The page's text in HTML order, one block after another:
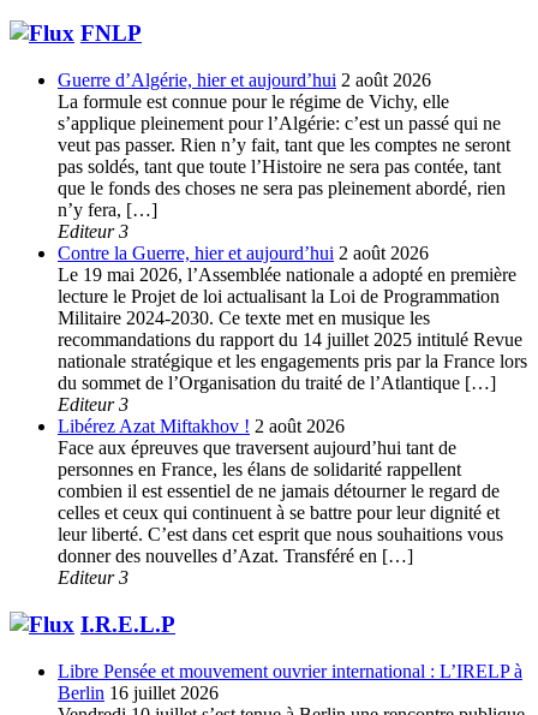
FNLP
Guerre d’Algérie, hier et aujourd’hui 2 août 2026
La formule est connue pour le régime de Vichy, elle
s’applique pleinement pour l’Algérie: c’est un passé qui ne
veut pas passer. Rien n’y fait, tant que les comptes ne seront
pas soldés, tant que toute l’Histoire ne sera pas contée, tant
que le fonds des choses ne sera pas pleinement abordé, rien
n’y fera, […]
Editeur 3
Contre la Guerre, hier et aujourd’hui 2 août 2026
Le 19 mai 2026, l’Assemblée nationale a adopté en première
lecture le Projet de loi actualisant la Loi de Programmation
Militaire 2024-2030. Ce texte met en musique les
recommandations du rapport du 14 juillet 2025 intitulé Revue
nationale stratégique et les engagements pris par la France lors
du sommet de l’Organisation du traité de l’Atlantique […]
Editeur 3
Libérez Azat Miftakhov ! 2 août 2026
Face aux épreuves que traversent aujourd’hui tant de
personnes en France, les élans de solidarité rappellent
combien il est essentiel de ne jamais détourner le regard de
celles et ceux qui continuent à se battre pour leur dignité et
leur liberté. C’est dans cet esprit que nous souhaitions vous
donner des nouvelles d’Azat. Transféré en […]
Editeur 3
I.R.E.L.P
Libre Pensée et mouvement ouvrier international : L’IRELP à
Berlin 16 juillet 2026